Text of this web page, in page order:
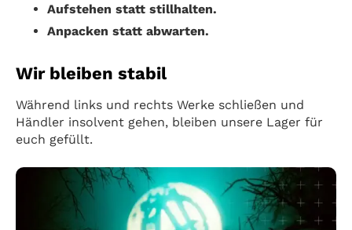
Aufstehen statt stillhalten.
Anpacken statt abwarten.
Wir bleiben stabil
Während links und rechts Werke schließen und
Händler insolvent gehen, bleiben unsere Lager für
euch gefüllt.